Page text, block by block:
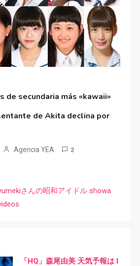
de secundaria más «kawaii»
de Akita declina por
Agencia YEA 2
さんの昭和アイドル showa
「HQ」森尾由美 天気予報は I